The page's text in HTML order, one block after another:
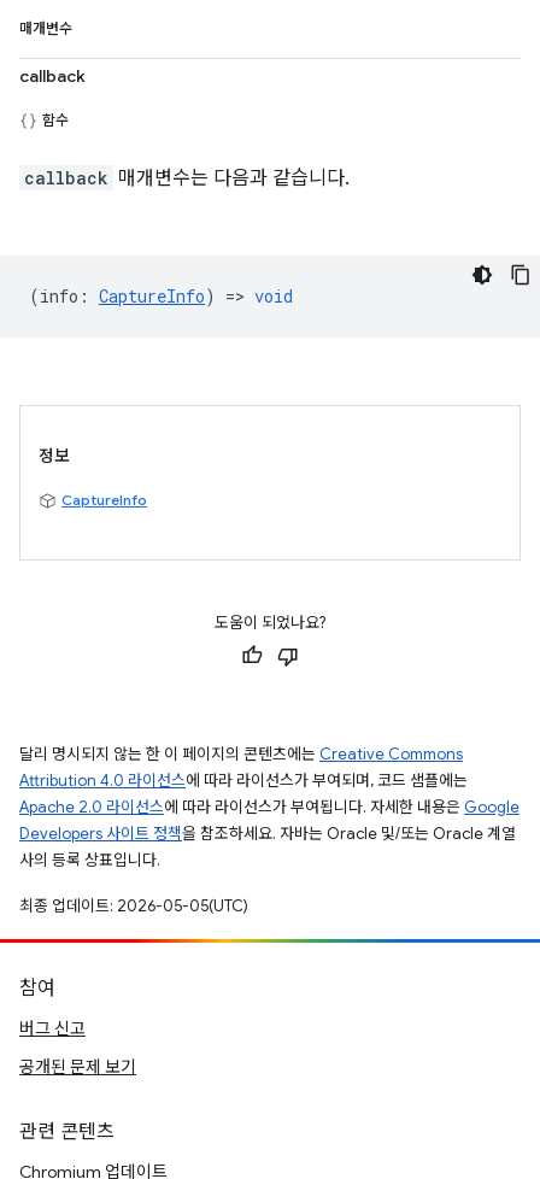
매개변수
callback
함수
callback 매개변수는 다음과 같습니다.
(info : CaptureInfo) => void
정보
CaptureInfo
도움이 되었나요?
달리 명시되지 않는 한 이 페이지의 콘텐츠에는 Creative Commons
Attribution 4.0 라이선스에 따라 라이선스가 부여되며, 코드 샘플에는
Apache 2.0 라이선스에 따라 라이선스가 부여됩니다. 자세한 내용은 Google
Developers 사이트 정책을 참조하세요. 자바는 Oracle 및/또는 Oracle 계열
사의 등록 상표입니다.
최종 업데이트: 2026-05-05(UTC)
참여
버그 신고
공개된 문제 보기
관련 콘텐츠
Chromium 업데이트